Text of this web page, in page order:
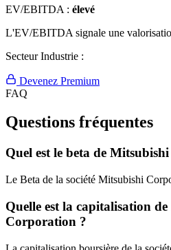
EV/EBITDA : élevé
L'EV/EBITDA signale une
Secteur Industrie :
Devenez Premium
FAQ
Questions fréquentes
Quel est le beta de
Le Beta de la société Mitsubishi
Quelle est la capitalisation
Corporation ?